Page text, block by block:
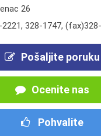
26
, 328-1747,
Pošaljite poruku
Ocenite nas
Pohvalite